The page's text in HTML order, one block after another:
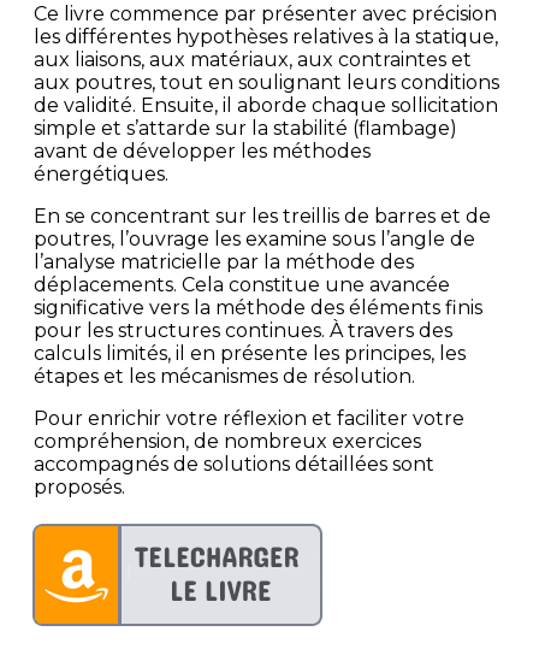
Ce livre commence par présenter avec précision
les différentes hypothèses relatives à la statique,
aux liaisons, aux matériaux, aux contraintes et
aux poutres, tout en soulignant leurs conditions
de validité. Ensuite, il aborde chaque sollicitation
simple et s’attarde sur la stabilité (flambage)
avant de développer les méthodes
énergétiques.
En se concentrant sur les treillis de barres et de
poutres, l’ouvrage les examine sous l’angle de
l’analyse matricielle par la méthode des
déplacements. Cela constitue une avancée
significative vers la méthode des éléments finis
pour les structures continues. À travers des
calculs limités, il en présente les principes, les
étapes et les mécanismes de résolution.
Pour enrichir votre réflexion et faciliter votre
compréhension, de nombreux exercices
accompagnés de solutions détaillées sont
proposés.